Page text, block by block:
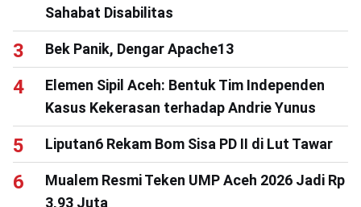
Sahabat Disabilitas
Bek Panik, Dengar Apache13
Elemen Sipil Aceh: Bentuk Tim Independen
Kasus Kekerasan terhadap Andrie Yunus
Liputan6 Rekam Bom Sisa PD II di Lut Tawar
Mualem Resmi Teken UMP Aceh 2026 Jadi Rp
3,93 Juta